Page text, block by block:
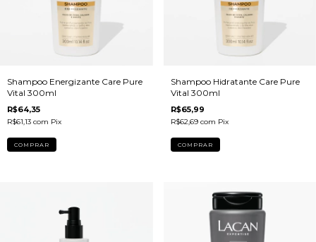
Shampoo Energizante Care Pure
Vital 300ml
R$64,35
R$61,13 com Pix
Shampoo Hidratante Care Pure
Vital 300ml
R$65,99
R$62,69 com Pix